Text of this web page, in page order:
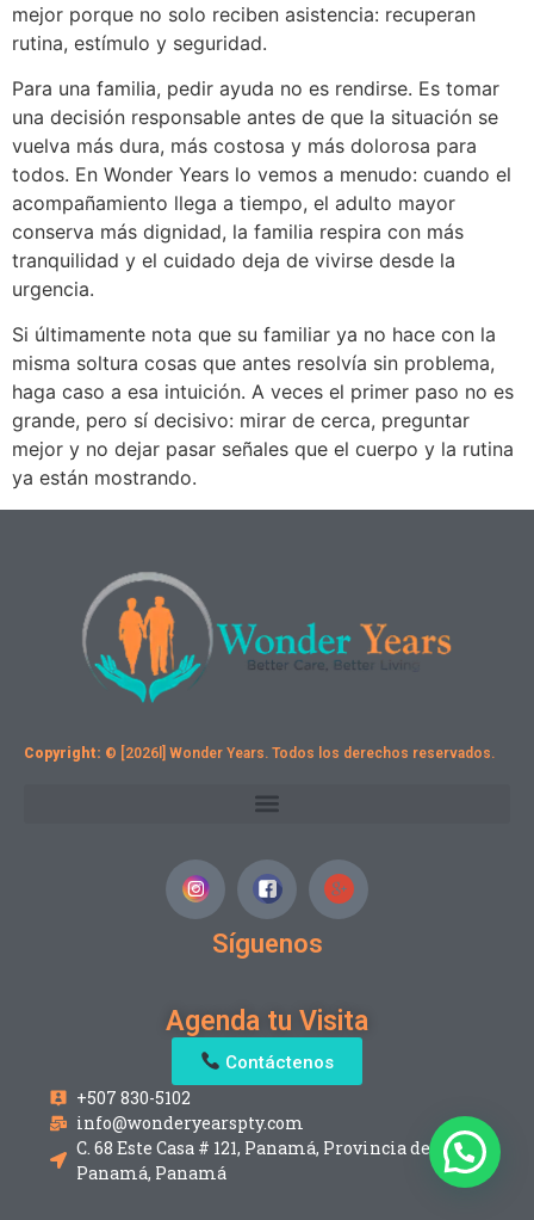
mejor porque no solo reciben asistencia: recuperan
rutina, estímulo y seguridad.
Para una familia, pedir ayuda no es rendirse. Es tomar
una decisión responsable antes de que la situación se
vuelva más dura, más costosa y más dolorosa para
todos. En Wonder Years lo vemos a menudo: cuando el
acompañamiento llega a tiempo, el adulto mayor
conserva más dignidad, la familia respira con más
tranquilidad y el cuidado deja de vivirse desde la
urgencia.
Si últimamente nota que su familiar ya no hace con la
misma soltura cosas que antes resolvía sin problema,
haga caso a esa intuición. A veces el primer paso no es
grande, pero sí decisivo: mirar de cerca, preguntar
mejor y no dejar pasar señales que el cuerpo y la rutina
ya están mostrando.
Copyright: © [2026l] Wonder Years. Todos los derechos reservados.
Síguenos
Agenda tu Visita
Contáctenos
+507 830-5102
info@wonderyearspty.com
C. 68 Este Casa # 121, Panamá, Provincia de
Panamá, Panamá